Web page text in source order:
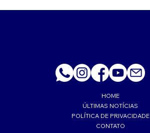
HOME
ÚLTIMAS NOTÍCIAS
POLÍTICA DE PRIVACIDADE
CONTATO